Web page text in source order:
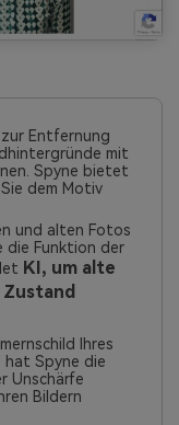
Entfernung
mit
Spyne bietet
dem Motiv
und alten Fotos
die Funktion der
KI, um alte
Ihres
hat Spyne die
Unschärfe
Bildern